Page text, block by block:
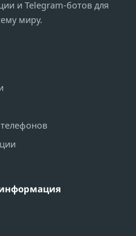
и Telegram-ботов для
миру.